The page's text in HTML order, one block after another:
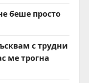
беше просто
с трудни
ме трогна